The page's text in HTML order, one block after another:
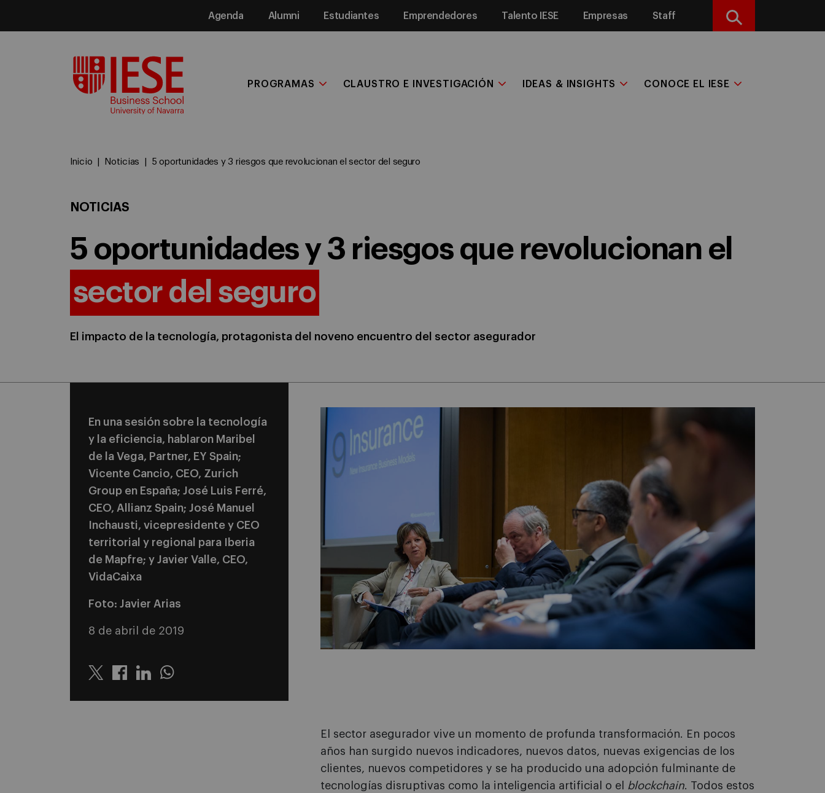
Agenda Alumni Estudiantes Emprendedores Talento IESE Empresas Staff Buscar
PROGRAMAS CLAUSTRO E INVESTIGACIÓN IDEAS & INSIGHTS CONOCE EL IESE
Inicio Noticias 5 oportunidades y 3 riesgos que revolucionan el sector del seguro
NOTICIAS
5 oportunidades y 3 riesgos que revolucionan el
sector del seguro
El impacto de la tecnología, protagonista del noveno encuentro del sector asegurador
En una sesión sobre la tecnología
y la eficiencia, hablaron Maribel
de la Vega, Partner, EY Spain;
Vicente Cancio, CEO, Zurich
Group en España; José Luis Ferré,
CEO, Allianz Spain; José Manuel
Inchausti, vicepresidente y CEO
territorial y regional para Iberia
de Mapfre; y Javier Valle, CEO,
VidaCaixa
Foto: Javier Arias
8 de abril de 2019
Twitter LinkedinWhatsapp
El sector asegurador vive un momento de profunda transformación. En pocos
años han surgido nuevos indicadores, nuevos datos, nuevas exigencias de los
clientes, nuevos competidores y se ha producido una adopción fulminante de
tecnologías disruptivas como la inteligencia artificial o el
blockchain. Todos estos